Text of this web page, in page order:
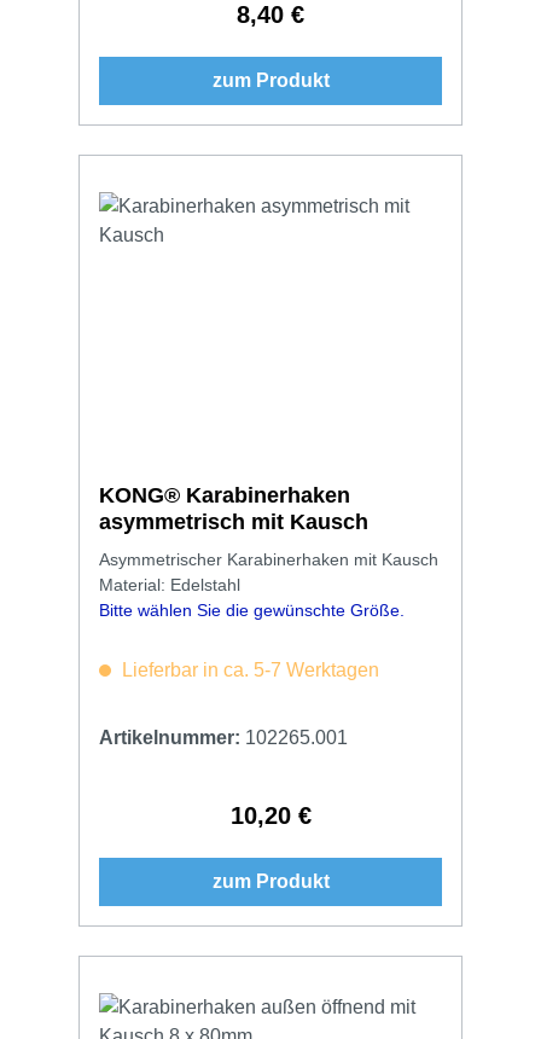
Regulärer Preis:
8,40 €
zum Produkt
KONG® Karabinerhaken
asymmetrisch mit Kausch
Asymmetrischer Karabinerhaken mit Kausch
Material: Edelstahl
Bitte wählen Sie die gewünschte Größe.
Lieferbar in ca. 5-7 Werktagen
Artikelnummer: 102265.001
Regulärer Preis:
10,20 €
zum Produkt